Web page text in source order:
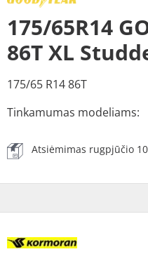
175/65R14
86T XL
175/65 R14 86T
Tinkamumas modeliams:
Atsiėmimas rugpjūčio